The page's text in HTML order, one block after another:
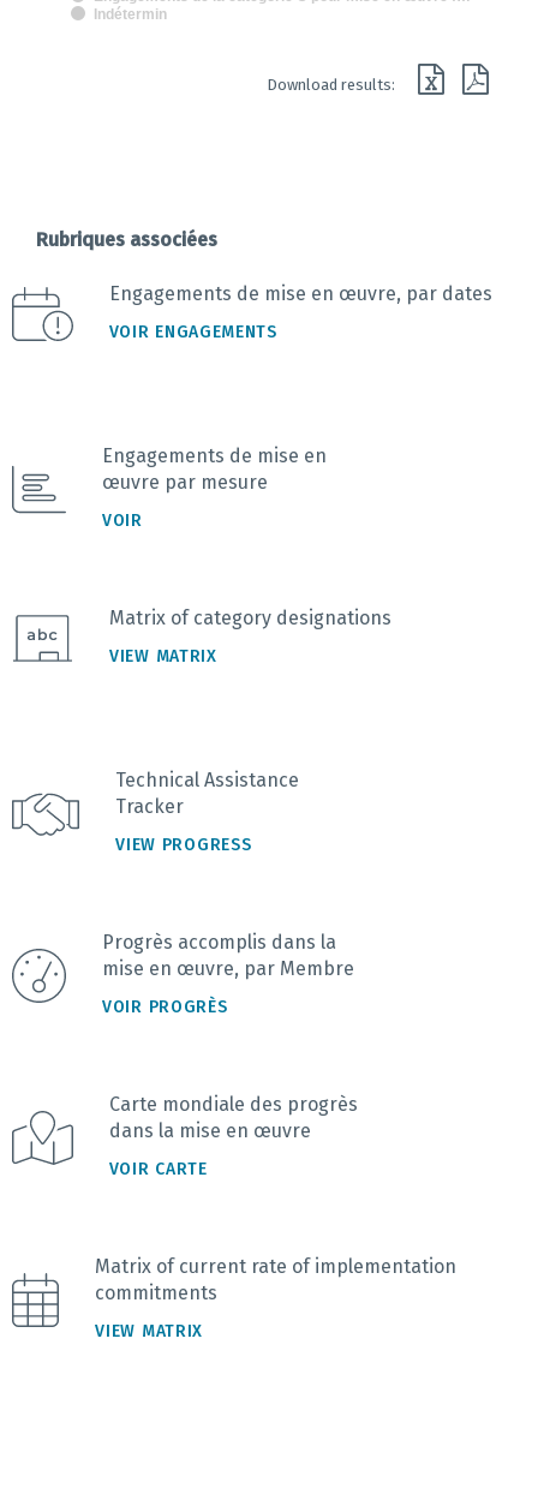
Indétermin
Download results:
Rubriques associées
Engagements de mise en œuvre, par dates
VOIR ENGAGEMENTS
Engagements de mise en
œuvre par mesure
VOIR
Matrix of category designations
VIEW MATRIX
Technical Assistance
Tracker
VIEW PROGRESS
Progrès accomplis dans la
mise en œuvre, par Membre
VOIR PROGRÈS
Carte mondiale des progrès
dans la mise en œuvre
VOIR CARTE
Matrix of current rate of implementation
commitments
VIEW MATRIX